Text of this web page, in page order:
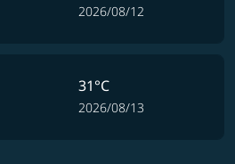
2026/08/12
31°C
2026/08/13